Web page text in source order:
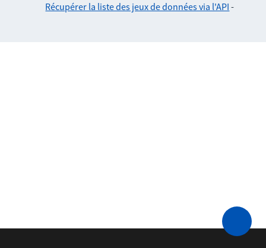
Récupérer la liste des jeux de données via l'API -